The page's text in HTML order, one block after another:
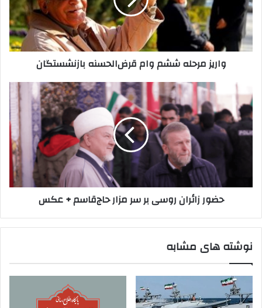
بازنشستگان
واریز مرحله ششم وام قرض‌الحسنه بازنشستگان
حضور
زائران
روسی
سر
عکس
حضور زائران روسی بر سر مزار حاج‌قاسم + عکس
نوشته های مشابه